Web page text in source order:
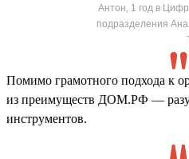
Антон, 1 год в
подразделения
Помимо грамотного подхода к
из преимуществ ДОМ.РФ —
инструментов.